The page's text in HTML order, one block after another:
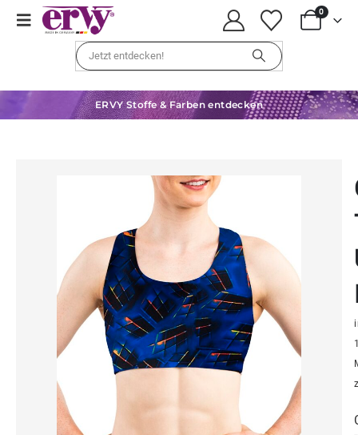
0
ERVY Stoffe & Farben entdecken